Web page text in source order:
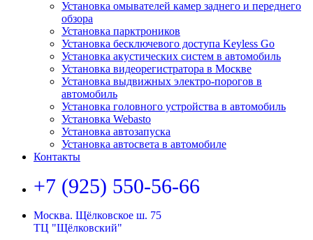
Установка омывателей камер заднего и переднего
обзора
Установка парктроников
Установка бесключевого доступа Keyless Go
Установка акустических систем в автомобиль
Установка видеорегистратора в Москве
Установка выдвижных электро-порогов в
автомобиль
Установка головного устройства в автомобиль
Установка Webasto
Установка автозапуска
Установка автосвета в автомобиле
Контакты
+7 (925) 550-56-66
Москва. Щёлковское ш. 75
ТЦ "Щёлковский"